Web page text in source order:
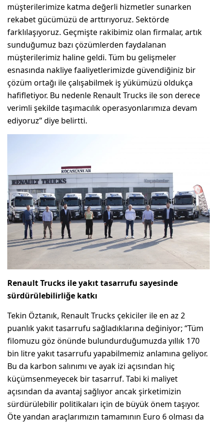
müşterilerimize katma değerli hizmetler sunarken
rekabet gücümüzü de arttırıyoruz. Sektörde
farklılaşıyoruz. Geçmişte rakibimiz olan firmalar, artık
sunduğumuz bazı çözümlerden faydalanan
müşterilerimiz haline geldi. Tüm bu gelişmeler
esnasında nakliye faaliyetlerimizde güvendiğiniz bir
çözüm ortağı ile çalışabilmek iş yükümüzü oldukça
hafifletiyor. Bu nedenle Renault Trucks ile son derece
verimli şekilde taşımacılık operasyonlarımıza devam
ediyoruz” diye belirtti.
Renault Trucks ile yakıt tasarrufu sayesinde
sürdürülebilirliğe katkı
Tekin Öztanık, Renault Trucks çekiciler ile en az 2
puanlık yakıt tasarrufu sağladıklarına değiniyor; “Tüm
filomuzu göz önünde bulundurduğumuzda yıllık 170
bin litre yakıt tasarrufu yapabilmemiz anlamına geliyor.
Bu da karbon salınımı ve ayak izi açısından hiç
küçümsenmeyecek bir tasarruf. Tabi ki maliyet
açısından da avantaj sağlıyor ancak şirketimizin
sürdürülebilir politikaları için de büyük önem taşıyor.
Öte yandan araçlarımızın tamamının Euro 6 olması da